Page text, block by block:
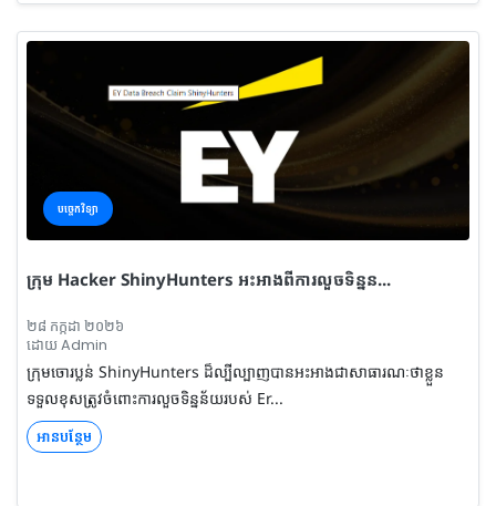
បច្ចេកវិទ្យា
ក្រុម Hacker ShinyHunters អះអាងពីការលួចទិន្នន...
២៨ កក្កដា ២០២៦
ដោយ Admin
ក្រុមចោរប្លន់ ShinyHunters ដ៏ល្បីល្បាញបានអះអាងជាសាធារណៈថាខ្លួន
ទទួលខុសត្រូវចំពោះការលួចទិន្នន័យរបស់ Er...
អានបន្ថែម